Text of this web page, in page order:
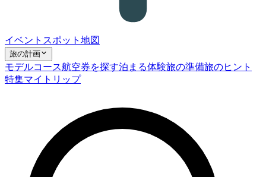
イベント スポット 地図
旅の計画
モデルコース航空券を探す泊まる体験旅の準備旅のヒント
特集マイトリップ